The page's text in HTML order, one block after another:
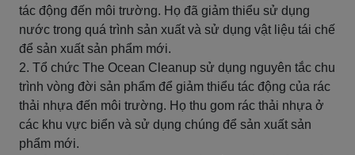
tác động đến môi trường. Họ đã giảm thiểu sử dụng
nước trong quá trình sản xuất và sử dụng vật liệu tái chế
để sản xuất sản phẩm mới.
2. Tổ chức The Ocean Cleanup sử dụng nguyên tắc chu
trình vòng đời sản phẩm để giảm thiểu tác động của rác
thải nhựa đến môi trường. Họ thu gom rác thải nhựa ở
các khu vực biển và sử dụng chúng để sản xuất sản
phẩm mới.